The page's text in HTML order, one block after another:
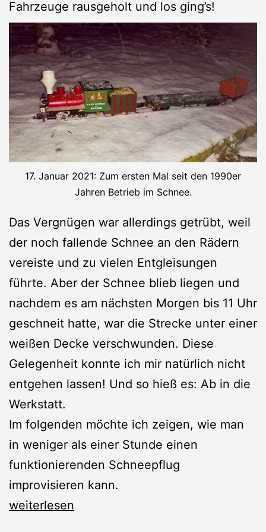
Fahrzeuge rausgeholt und los ging’s!
17. Januar 2021: Zum ersten Mal seit den 1990er
Jahren Betrieb im Schnee.
Das Vergnügen war allerdings getrübt, weil
der noch fallende Schnee an den Rädern
vereiste und zu vielen Entgleisungen
führte. Aber der Schnee blieb liegen und
nachdem es am nächsten Morgen bis 11 Uhr
geschneit hatte, war die Strecke unter einer
weißen Decke verschwunden. Diese
Gelegenheit konnte ich mir natürlich nicht
entgehen lassen! Und so hieß es: Ab in die
Werkstatt.
Im folgenden möchte ich zeigen, wie man
in weniger als einer Stunde einen
funktionierenden Schneepflug
improvisieren kann.
No.1
weiterlesen